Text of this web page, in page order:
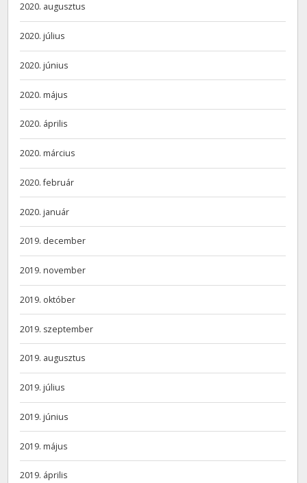
2020. augusztus
2020. július
2020. június
2020. május
2020. április
2020. március
2020. február
2020. január
2019. december
2019. november
2019. október
2019. szeptember
2019. augusztus
2019. július
2019. június
2019. május
2019. április